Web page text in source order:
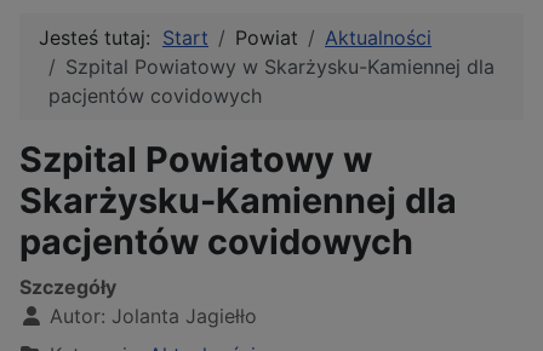
Jesteś tutaj: Start Powiat
Aktualności
Szpital Powiatowy w Skarżysku-Kamiennej dla
pacjentów covidowych
Szpital Powiatowy w
Skarżysku-Kamiennej dla
pacjentów covidowych
Szczegóły
Autor: Jolanta Jagiełło